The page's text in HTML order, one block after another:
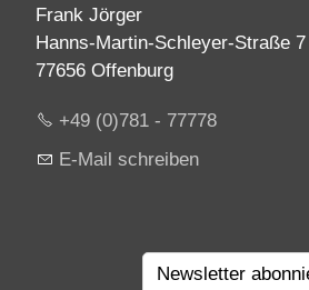
Frank Jörger
Hanns-Martin-Schleyer-Straße 7
77656 Offenburg
+49 (0)781 - 77778
E-Mail schreiben
Newsletter